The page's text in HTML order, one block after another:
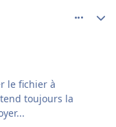
le fichier à
toujours la